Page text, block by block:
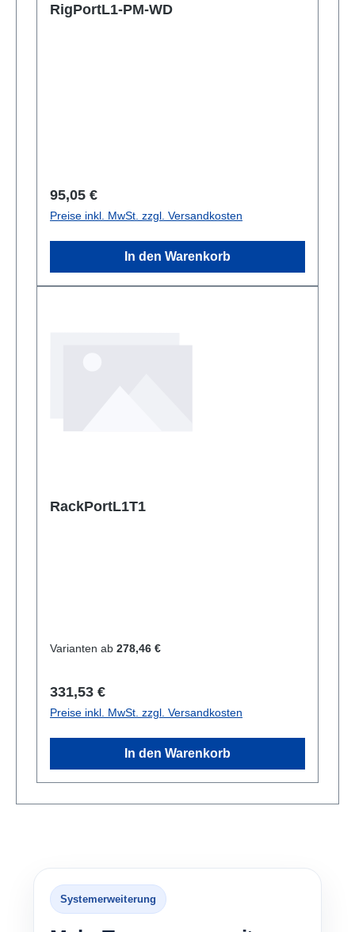
RigPortL1-PM-WD
Regulärer Preis:
95,05 €
Preise inkl. MwSt. zzgl. Versandkosten
In den Warenkorb
RackPortL1T1
Varianten ab 278,46 €
Regulärer Preis:
331,53 €
Preise inkl. MwSt. zzgl. Versandkosten
In den Warenkorb
Systemerweiterung